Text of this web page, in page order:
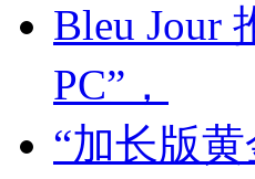
Bleu Jour
PC”，
“加长版